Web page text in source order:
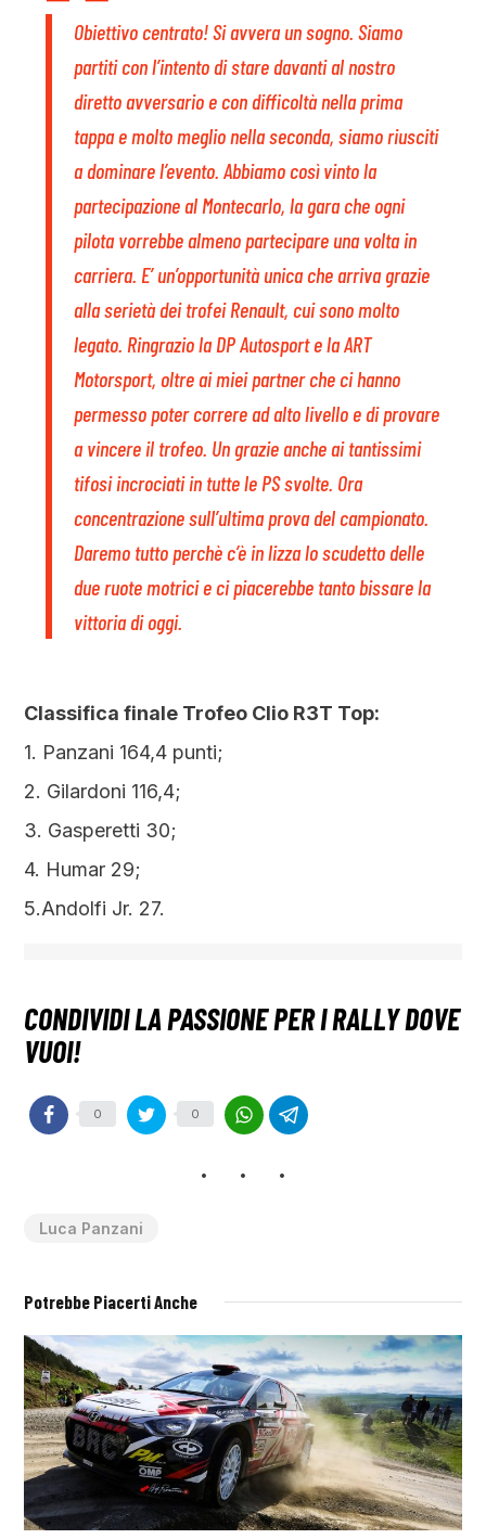
Obiettivo centrato! Si avvera un sogno. Siamo
partiti con l’intento di stare davanti al nostro
diretto avversario e con difficoltà nella prima
tappa e molto meglio nella seconda, siamo riusciti
a dominare l’evento. Abbiamo così vinto la
partecipazione al Montecarlo, la gara che ogni
pilota vorrebbe almeno partecipare una volta in
carriera. E’ un’opportunità unica che arriva grazie
alla serietà dei trofei Renault, cui sono molto
legato. Ringrazio la DP Autosport e la ART
Motorsport, oltre ai miei partner che ci hanno
permesso poter correre ad alto livello e di provare
a vincere il trofeo. Un grazie anche ai tantissimi
tifosi incrociati in tutte le PS svolte. Ora
concentrazione sull’ultima prova del campionato.
Daremo tutto perchè c’è in lizza lo scudetto delle
due ruote motrici e ci piacerebbe tanto bissare la
vittoria di oggi.
Classifica finale Trofeo Clio R3T Top:
1. Panzani 164,4 punti;
2. Gilardoni 116,4;
3. Gasperetti 30;
4. Humar 29;
5.Andolfi Jr. 27.
0 0
Luca Panzani
Potrebbe Piacerti Anche